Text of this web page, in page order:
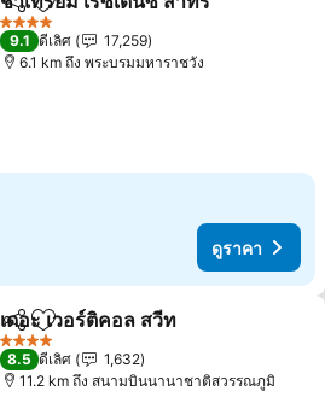
แชร์ เพิ่มในรายการโปรด
4 ดาว
9.1 ดีเลิศ
17,259
6.1 km ถึง พระบรมมหาราชวัง
ดูราคา
แชร์ เพิ่มในรายการโปรด
เดอะ เวอร์ติคอล สวีท
4 ดาว
8.5 ดีเลิศ
1,632
11.2 km ถึง สนามบินนานาชาติสวรรณภูมิ